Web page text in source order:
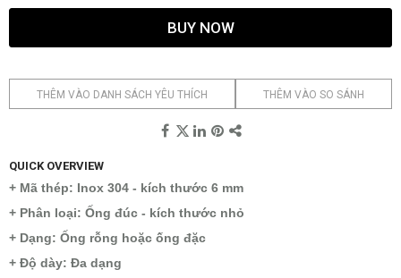
BUY NOW
THÊM VÀO DANH SÁCH YÊU THÍCH THÊM VÀO SO SÁNH
QUICK OVERVIEW
+ Mã thép: Inox 304 - kích thước 6 mm
+ Phân loại: Ống đúc - kích thước nhỏ
+ Dạng: Ống rỗng hoặc ống đặc
+ Độ dày: Đa dạng